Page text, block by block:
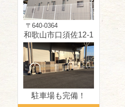
〒640-0364
和歌山市口須佐12-1
駐車場も完備！